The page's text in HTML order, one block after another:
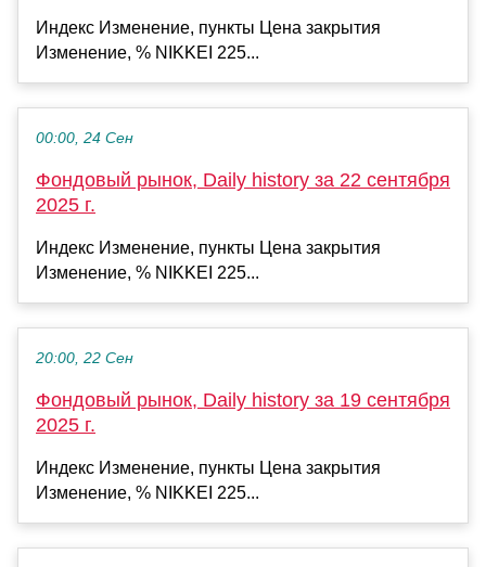
Индекс Изменение, пункты Цена закрытия
Изменение, % NIKKEI 225...
00:00, 24 Сен
Фондовый рынок, Daily history за 22 сентября
2025 г.
Индекс Изменение, пункты Цена закрытия
Изменение, % NIKKEI 225...
20:00, 22 Сен
Фондовый рынок, Daily history за 19 сентября
2025 г.
Индекс Изменение, пункты Цена закрытия
Изменение, % NIKKEI 225...